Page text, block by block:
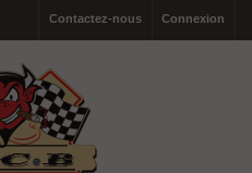
Connexion
Contactez-nous